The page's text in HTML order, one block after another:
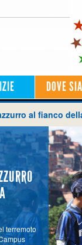
DOVE
al fianco
terremoto